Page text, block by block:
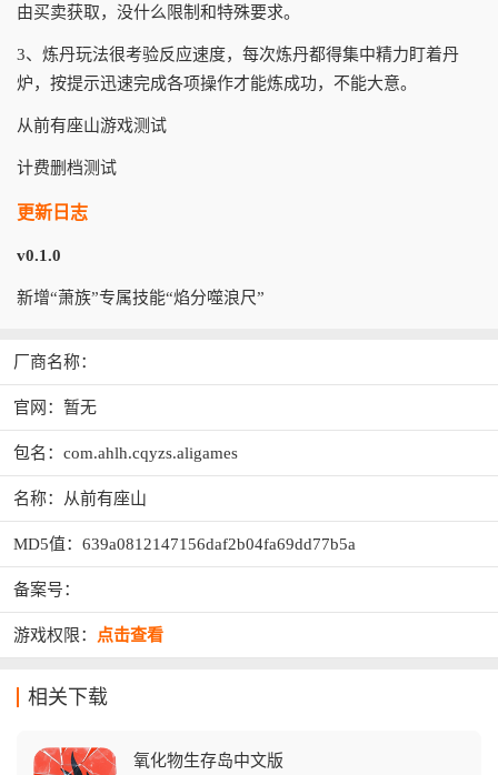
由买卖获取，没什么限制和特殊要求。
3、炼丹玩法很考验反应速度，每次炼丹都得集中精力盯着丹
炉，按提示迅速完成各项操作才能炼成功，不能大意。
从前有座山游戏测试
计费删档测试
更新日志
v0.1.0
新增“萧族”专属技能“焰分噬浪尺”
厂商名称：
官网：暂无
包名：com.ahlh.cqyzs.aligames
名称：从前有座山
MD5值：639a0812147156daf2b04fa69dd77b5a
备案号：
游戏权限： 点击查看
相关下载
氧化物生存岛中文版